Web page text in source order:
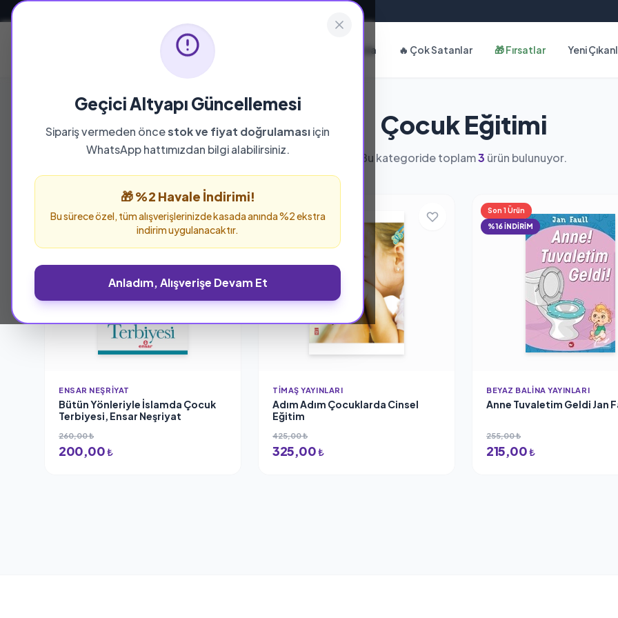
Geçici Altyapı Güncellemesi
Sipariş vermeden öncestok ve fiyat doğrulamasıiçin
WhatsApp hattımızdan bilgi alabilirsiniz.
🎁 %2 Havale İndirimi!
Bu sürece özel, tüm alışverişlerinizde kasada anında %2 ekstra
indirim uygulanacaktır.
Anladım, Alışverişe Devam Et
Hakkımızda 🔥 Çok Satanlar 🎁 Fırsatlar Yeni
Çocuk Eğitimi
Bu kategoride toplam3 ürün bulunuyor.
ENSAR NEŞRIYAT
Bütün Yönleriyle İslamda Çocuk
Terbiyesi, Ensar Neşriyat
260,00 ₺
200,00₺
TIMAŞ YAYINLARI
Adım Adım Çocuklarda Cinsel
Eğitim
425,00 ₺
325,00₺
Son 1 Ürün
%16 İNDİRİM
BEYAZ BALINA YAYINLARI
Anne Tuvaletim Geldi Jan
255,00 ₺
215,00₺